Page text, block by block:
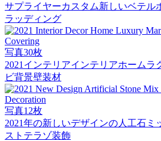
サプライヤーカスタム新しいベテル
ラッディング
写真30枚
2021インテリアインテリアホームラ
ビ背景壁装材
写真12枚
2021年の新しいデザインの人工石ミ
ストテラゾ装飾